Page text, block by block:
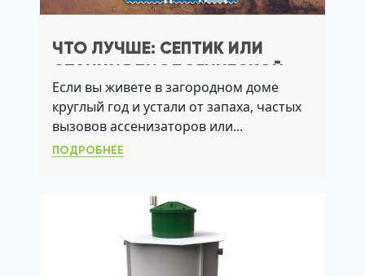
ЧТО ЛУЧШЕ: СЕПТИК ИЛИ
СТАНЦИЯ БИОЛОГИЧЕСКОЙ
ОЧИСТКИ ДЛЯ
КРУГЛОГОДИЧНОГО
Если вы живете в загородном доме
круглый год и устали от запаха, частых
вызовов ассенизаторов или...
ПОДРОБНЕЕ